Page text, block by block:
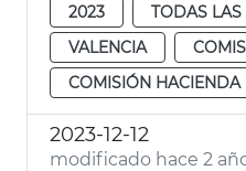
2023
TODAS
VALENCIA
COMISIÓN HACIENDA
2023-12-12
modificado hace 2